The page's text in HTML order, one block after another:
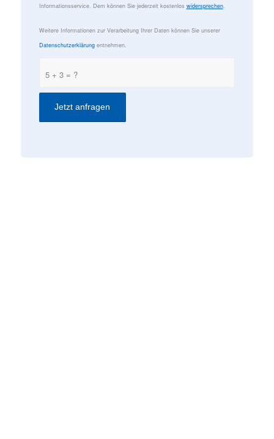
Informationsservice. Dem können Sie jederzeit kostenlos widersprechen.
Weitere Informationen zur Verarbeitung Ihrer Daten können Sie unserer
Datenschutzerklärungentnehmen.
5 + 3 = ?